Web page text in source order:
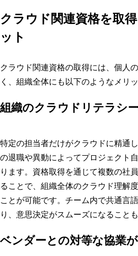
クラウド関連資格を取
ット
クラウド関連資格の取得には、個人
く、組織全体にも以下のようなメリ
組織のクラウドリテラシ
特定の担当者だけがクラウドに精通
の退職や異動によってプロジェクト
ります。資格取得を通じて複数の社
ることで、組織全体のクラウド理解
ことが可能です。チーム内で共通言
り、意思決定がスムーズになること
ベンダーとの対等な協業